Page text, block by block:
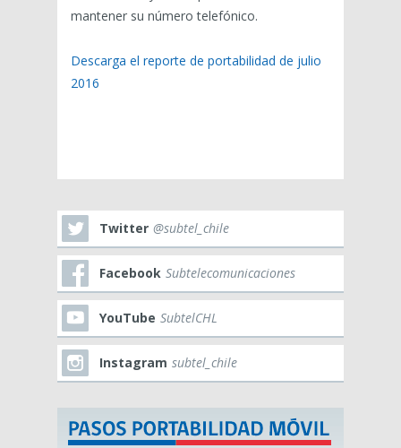
mantener su número telefónico.
Descarga el reporte de portabilidad de julio
2016
Twitter @subtel_chile
Facebook Subtelecomunicaciones
YouTube SubtelCHL
Instagram subtel_chile